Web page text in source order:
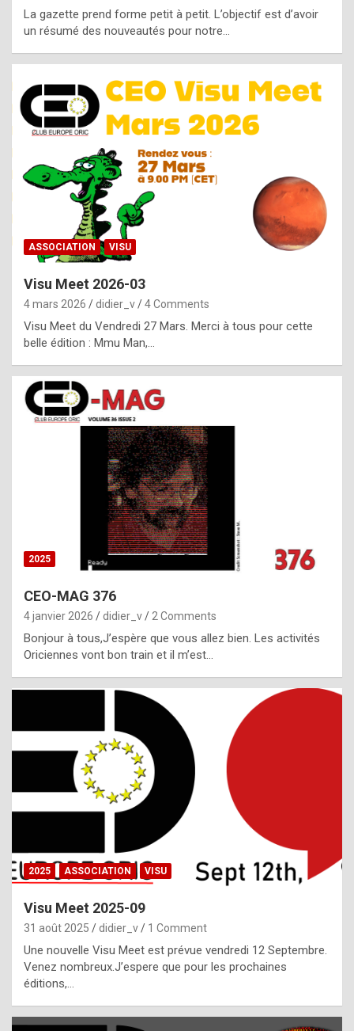
e
n
u
i
n
e
R
o
p
l
c
h
i
s
t
o
r
p
e
c
i
l
,
g
h
t
f
La gazette prend forme petit à petit. L’objectif est d’avoir
un résumé des nouveautés pour notre…
ASSOCIATION VISU
Visu Meet 2026-03
4 mars 2026 didier_v 4 Comments
Visu Meet du Vendredi 27 Mars. Merci à tous pour cette
belle édition : Mmu Man,…
2025
CEO-MAG 376
4 janvier 2026 didier_v 2 Comments
Bonjour à tous,J’espère que vous allez bien. Les activités
Oriciennes vont bon train et il m’est…
2025 ASSOCIATION VISU
Visu Meet 2025-09
31 août 2025 didier_v 1 Comment
Une nouvelle Visu Meet est prévue vendredi 12 Septembre.
Venez nombreux.J’espere que pour les prochaines
éditions,…